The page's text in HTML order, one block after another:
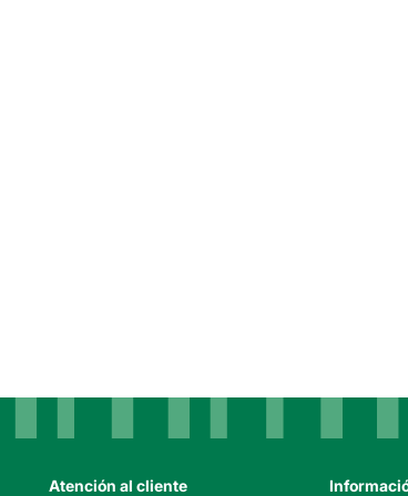
Atención al cliente